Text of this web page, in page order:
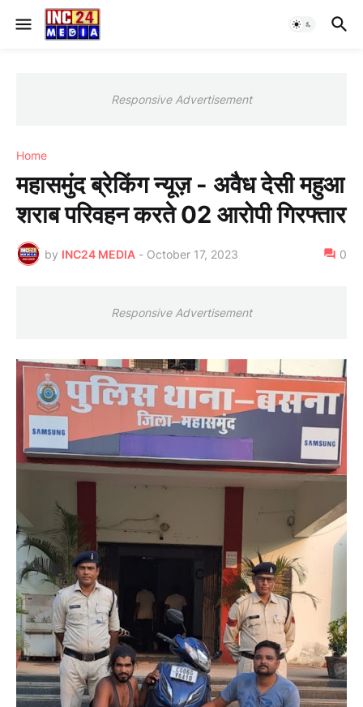
Responsive Advertisement
Home
महासमुंद ब्रेकिंग न्यूज़ - अवैध देसी महुआ
शराब परिवहन करते 02 आरोपी गिरफ्तार
by INC24 MEDIA - October 17, 2023 0
Responsive Advertisement